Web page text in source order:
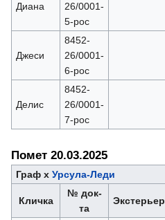
Диана
26/0001-
5-рос
Джеси
8452-
26/0001-
6-рос
Делис
8452-
26/0001-
7-рос
Помет 20.03.2025
Граф х Урсула-Леди
Кличка
№ док-
та
Экстерьер